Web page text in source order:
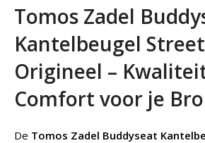
Tomos Zadel
Kantelbeugel
Origineel –
Comfort voor je
De Tomos Zadel Buddyseat